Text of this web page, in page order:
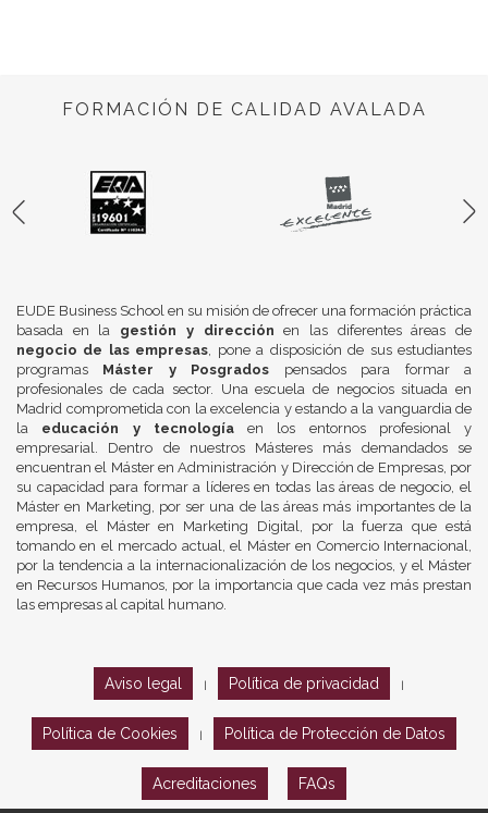
FORMACIÓN DE CALIDAD AVALADA
EUDE Business School en su misión de ofrecer una formación práctica
basada en la gestión y dirección en las diferentes áreas de
negocio de las empresas, pone a disposición de sus estudiantes
programas Máster y Posgrados pensados para formar a
profesionales de cada sector. Una escuela de negocios situada en
Madrid comprometida con la excelencia y estando a la vanguardia de
la educación y tecnologíaen los entornos profesional y
empresarial. Dentro de nuestros Másteres más demandados se
encuentran el Máster en Administración y Dirección de Empresas, por
su capacidad para formar a líderes en todas las áreas de negocio, el
Máster en Marketing, por ser una de las áreas más importantes de la
empresa, el Máster en Marketing Digital, por la fuerza que está
tomando en el mercado actual, el Máster en Comercio Internacional,
por la tendencia a la internacionalización de los negocios, y el Máster
en Recursos Humanos, por la importancia que cada vez más prestan
las empresas al capital humano.
Aviso legal Política de privacidad
Política de Cookies Política de Protección de Datos
Acreditaciones FAQs